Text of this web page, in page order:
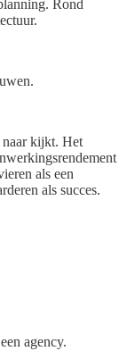
Rond
kijkt. Het
als een
als succes.
agency.